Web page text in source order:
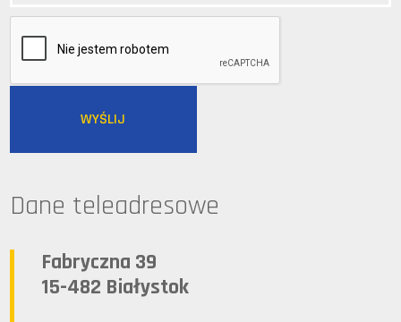
Dane teleadresowe
Fabryczna 39
15-482 Białystok